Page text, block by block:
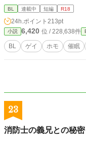
を浮かべる医師・天童義和"と出会う。 「大丈夫ですよ、大沢
く声、深く甘い香り、そして
なかった。気づけば、圭史の
れていく…。 「社畜が嫌なら、便器という道もありますよ」 その言葉の意味
を、圭史はまだ理解していなかった。 彼の意識が深く沈んでい
療"が、ゆっくりと始まろう
BL 連載中 短編 R18
24h.ポイント 213pt
小説 6,420 位 / 228,638件
BL ゲイ ホモ 催眠
23
消防士の義兄との秘密